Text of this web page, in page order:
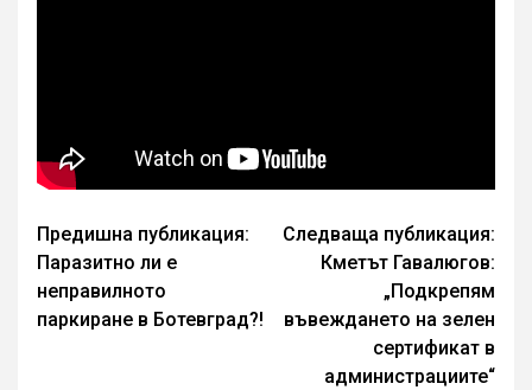
Continue
Reading
Предишна публикация:
Паразитно ли е
неправилното
паркиране в Ботевград?!
Следваща публикация:
Кметът Гавалюгов:
„Подкрепям
въвеждането на зелен
сертификат в
администрациите“